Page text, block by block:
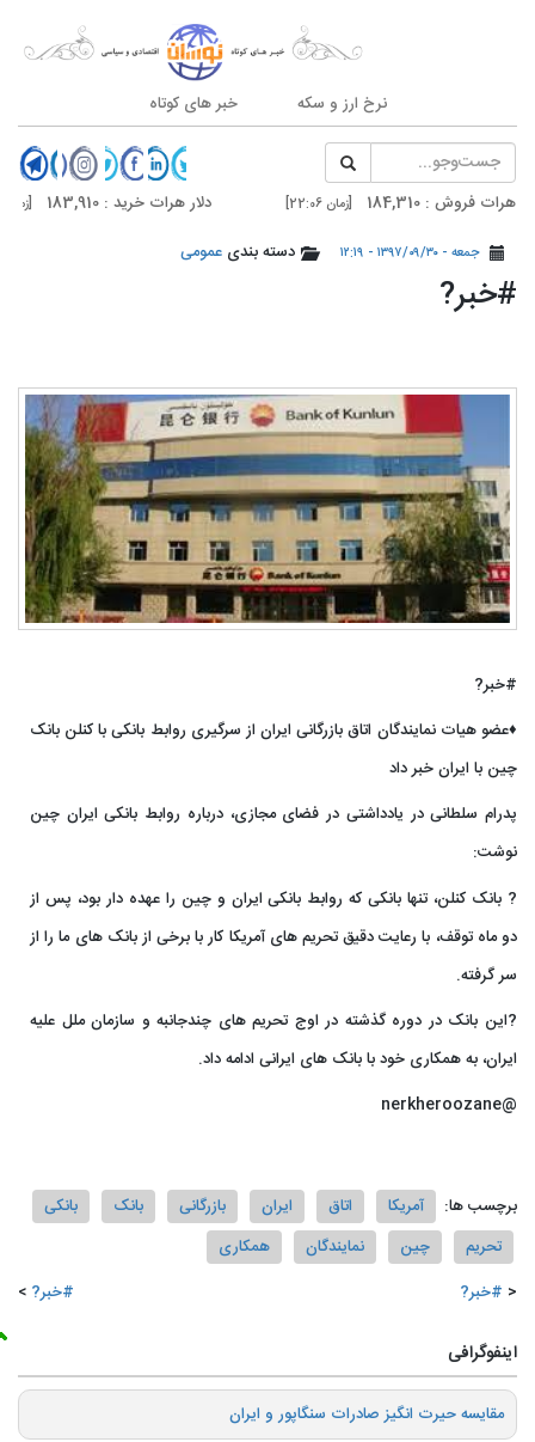
نرخ ارز و سکه خبر های کوتاه
: 184,310 [زمان 22:06] دلار هرات خرید : 183,910 [زمان 22:06]
: 185,600 [زمان 21:03] دلار تهران خرید : 185,200 جمعه - ۱۳۹۷/۰۹/۳۰ - ۱۲:۱۹ دسته بندی عمومی
#خبر?
#خبر?
♦️عضو هیات نمایندگان اتاق بازرگانی ایران از سرگیری روابط بانکی با کنلن بانک
چین با ایران خبر داد
پدرام سلطانی در یادداشتی در فضای مجازی، درباره روابط بانکی ایران چین
نوشت:
? بانک کنلن، تنها بانکی که روابط بانکی ایران و چین را عهده دار بود، پس از
دو ماه توقف، با رعایت دقیق تحریم های آمریکا کار با برخی از بانک های ما را از
سر گرفته.
?این بانک در دوره گذشته در اوج تحریم های چندجانبه و سازمان ملل علیه
ایران، به همکاری خود با بانک های ایرانی ادامه داد.
@nerkheroozane
برچسب ها: آمریکا اتاق ایران بازرگانی بانک
بانکی
تحریم‌
چین نمایندگان
همکاری
#خبر?
#خبر?
اینفوگرافی
️مقایسه حیرت انگیز صادرات سنگاپور و ایران